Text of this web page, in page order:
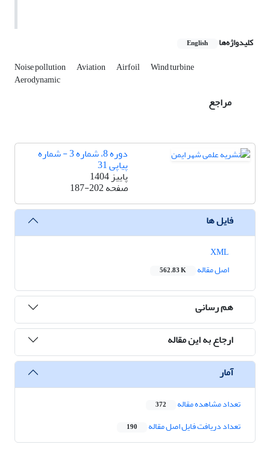
کلیدواژه‌ها English
Noise pollution Aviation Airfoil Wind turbine
Aerodynamic
مراجع
دوره 8، شماره 3 - شماره
پیاپی 31
پاییز 1404
صفحه187-202
فایل ها
اصل مقاله
562.83 K
هم رسانی
ارجاع به این مقاله
آمار
تعداد مشاهده مقاله 372
تعداد دریافت فایل اصل مقاله 190